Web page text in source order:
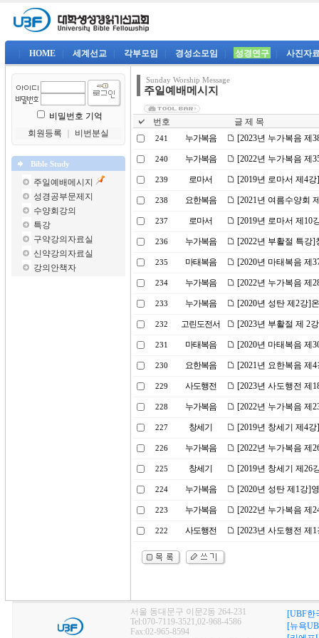
HOME 세계선교 각부모임 경성소모임 성경연구 사진자
비밀번호 기억
회원등록
비번분실
Bible Study
주일예배메시지
성경공부문제지
수양회강의
특강
구약강의자료실
신약강의자료실
강의안책자
Sunday Worship Message
주일예배메시지
번호 글 제 목
241 누가복음 [2023년 누가복음 제
240 누가복음 [2022년 누가복음 제
239 로마서 [2019년 로마서 제4
238 요한복음 [2021년 여름수양회
237 로마서 [2019년 로마서 제10
236 누가복음 [2022년 부활절 특강
235 마태복음 [2020년 마태복음 제
234 누가복음 [2022년 누가복음 제
233 누가복음 [2020년 성탄 제2강]
232 고린도전서 [2023년 부활절 제 2
231 마태복음 [2020년 마태복음 제
230 요한복음 [2021년 요한복음 제
229 사도행전 [2023년 사도행전 제
228 누가복음 [2022년 누가복음 제
227 창세기 [2019년 창세기 제4
226 누가복음 [2022년 누가복음 제
225 창세기 [2019년 창세기 제26
224 누가복음 [2020년 성탄 제1강]
223 누가복음 [2022년 누가복음 제
222 사도행전 [2023년 사도행전 제
서울 동대문구 이문2동 264-231
Tel:070-7119-3521,02-968-4586
Fax:02-965-8594
[UBF한
[뉴욕